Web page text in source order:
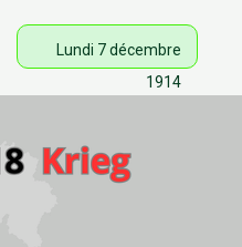
Lundi 7 décembre
1914